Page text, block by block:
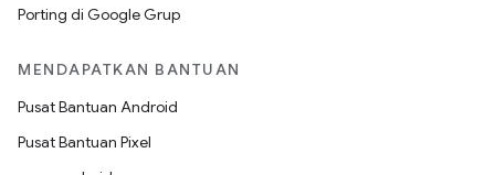
Porting di Google Grup
MENDAPATKAN BANTUAN
Pusat Bantuan Android
Pusat Bantuan Pixel